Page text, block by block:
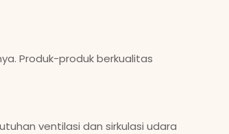
Produk-produk berkualitas
ventilasi dan sirkulasi udara